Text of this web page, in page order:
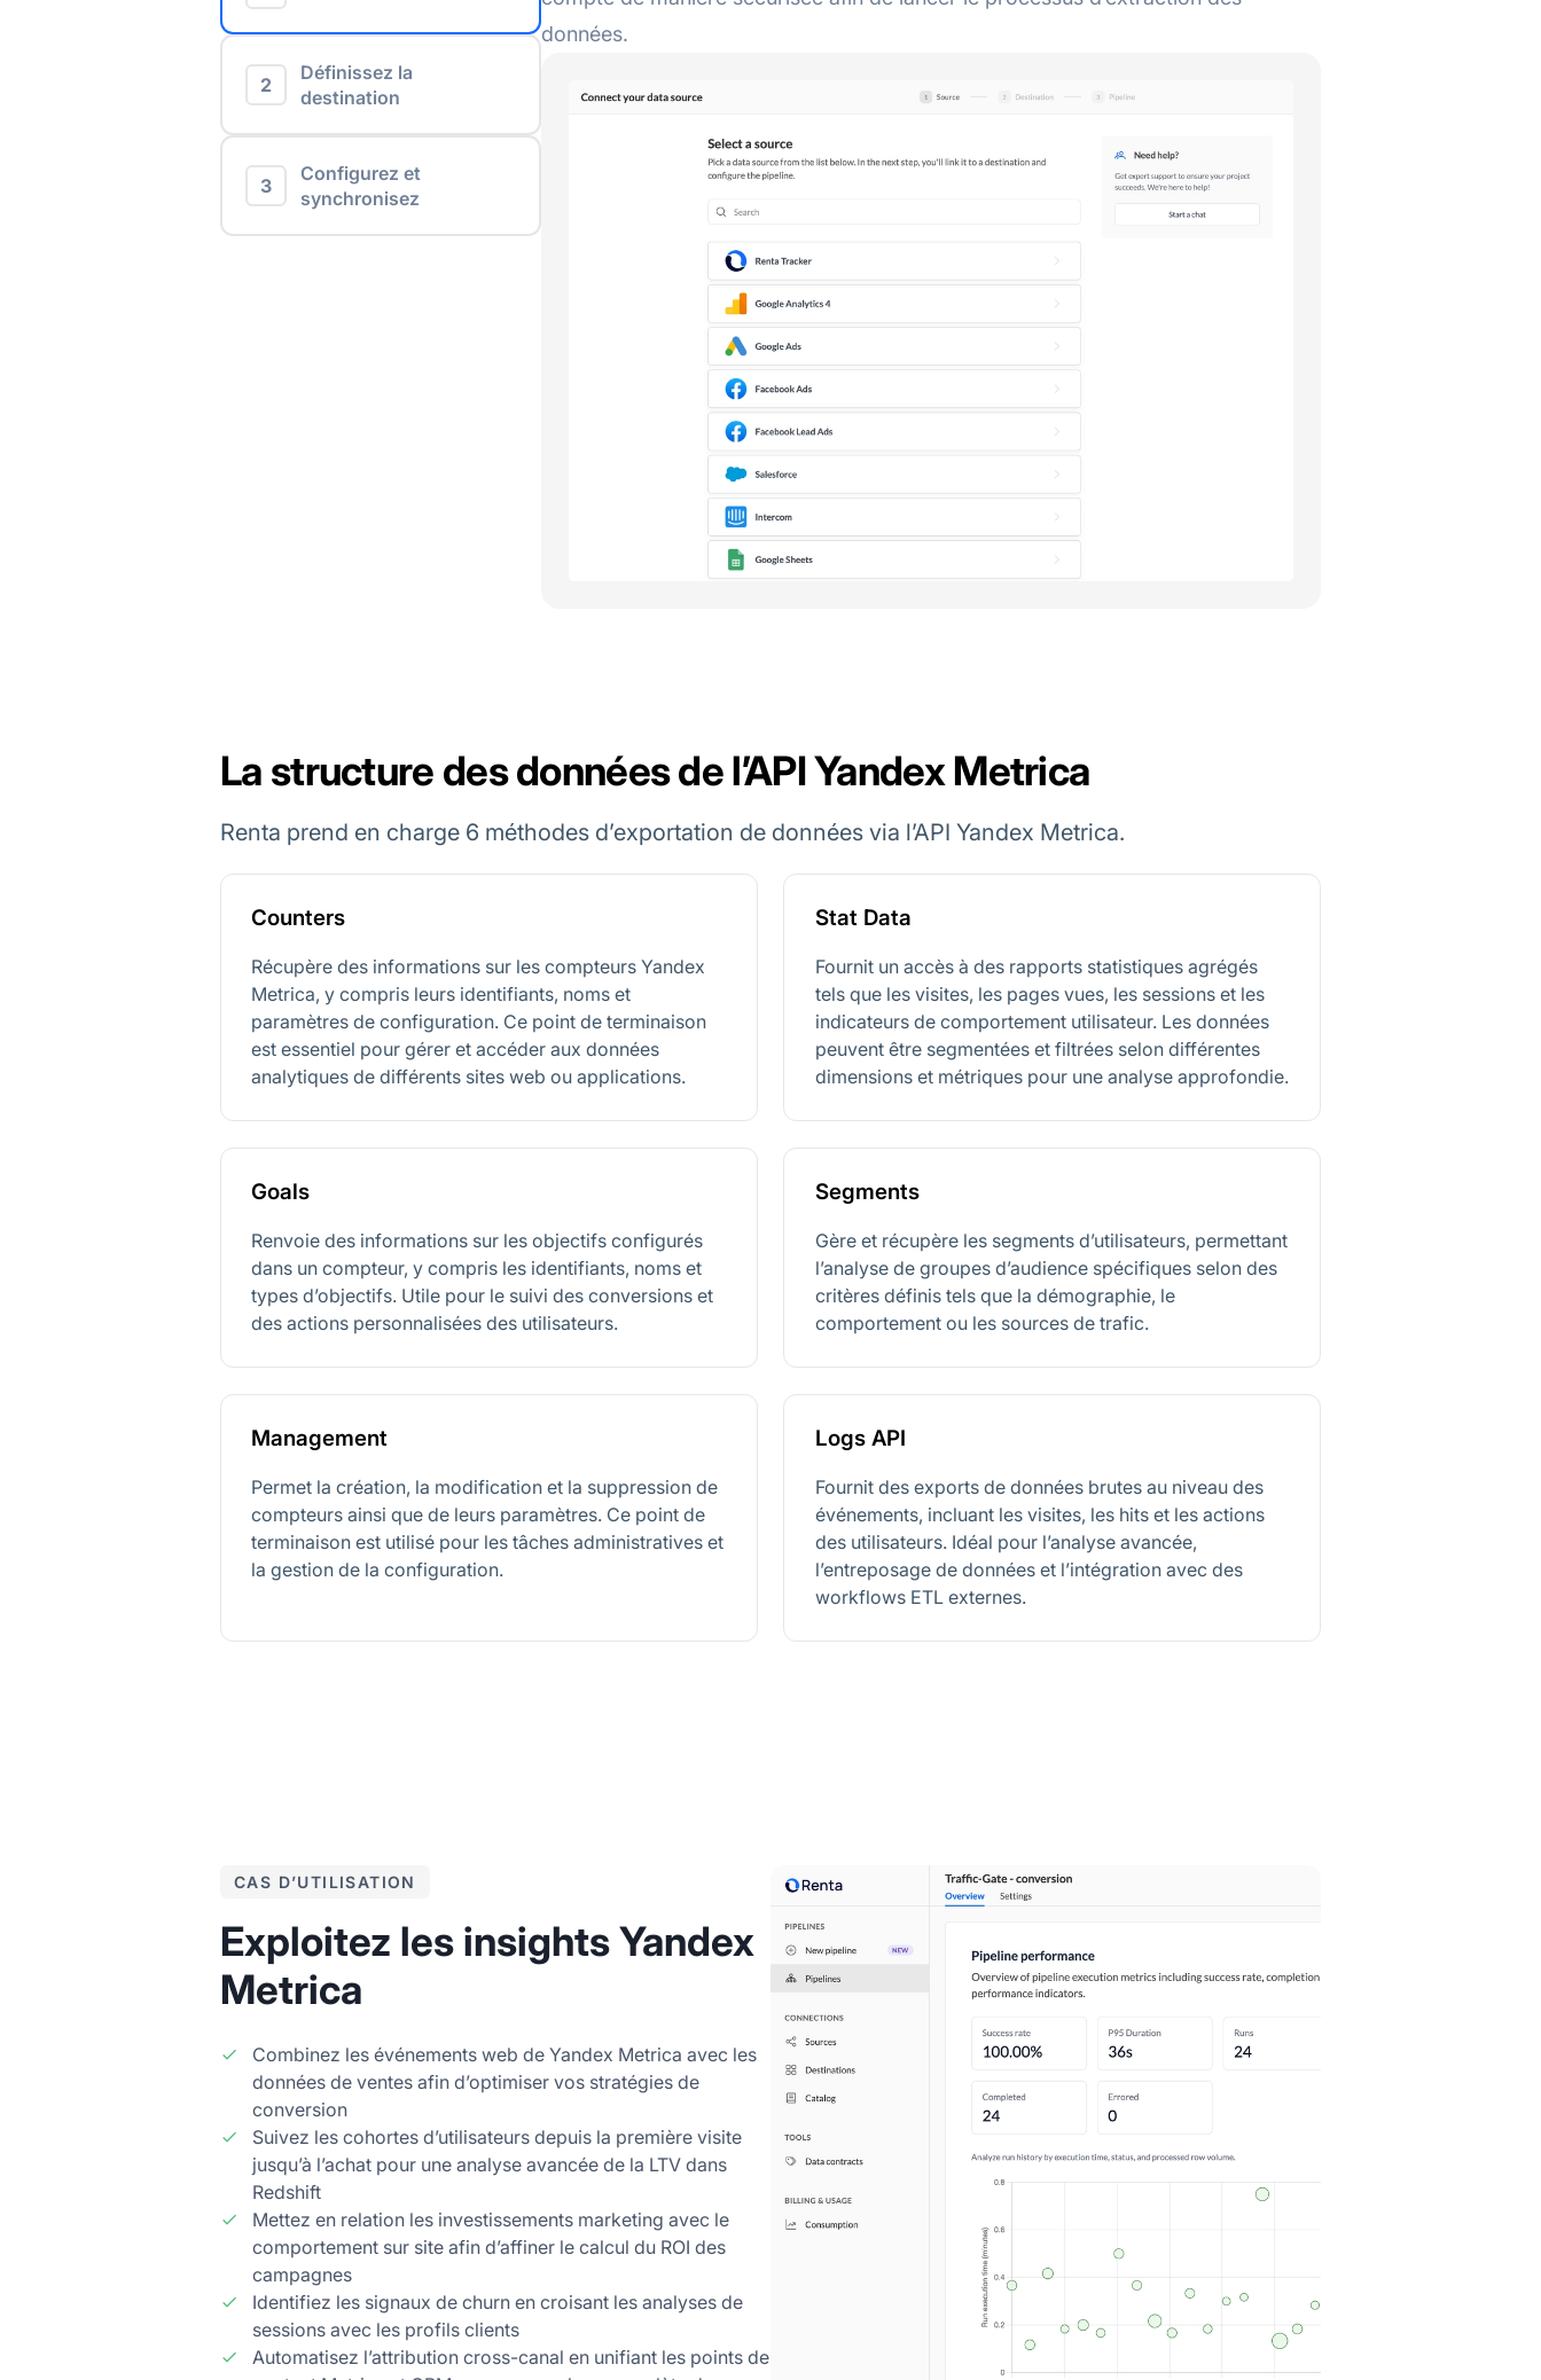
2
Définissez la
destination
3
Configurez et
synchronisez
données.
La structure des données de l’API Yandex Metrica
Renta prend en charge 6 méthodes d’exportation de données via l’API Yandex Metrica.
Counters
Récupère des informations sur les compteurs Yandex
Metrica, y compris leurs identifiants, noms et
paramètres de configuration. Ce point de terminaison
est essentiel pour gérer et accéder aux données
analytiques de différents sites web ou applications.
Stat Data
Fournit un accès à des rapports statistiques agrégés
tels que les visites, les pages vues, les sessions et les
indicateurs de comportement utilisateur. Les données
peuvent être segmentées et filtrées selon différentes
dimensions et métriques pour une analyse approfondie.
Goals
Renvoie des informations sur les objectifs configurés
dans un compteur, y compris les identifiants, noms et
types d’objectifs. Utile pour le suivi des conversions et
des actions personnalisées des utilisateurs.
Segments
Gère et récupère les segments d’utilisateurs, permettant
l’analyse de groupes d’audience spécifiques selon des
critères définis tels que la démographie, le
comportement ou les sources de trafic.
Management
Permet la création, la modification et la suppression de
compteurs ainsi que de leurs paramètres. Ce point de
terminaison est utilisé pour les tâches administratives et
la gestion de la configuration.
Logs API
Fournit des exports de données brutes au niveau des
événements, incluant les visites, les hits et les actions
des utilisateurs. Idéal pour l’analyse avancée,
l’entreposage de données et l’intégration avec des
workflows ETL externes.
CAS D’UTILISATION
Exploitez les insights Yandex
Metrica
Combinez les événements web de Yandex Metrica avec les
données de ventes afin d’optimiser vos stratégies de
conversion
Suivez les cohortes d’utilisateurs depuis la première visite
jusqu’à l’achat pour une analyse avancée de la LTV dans
Redshift
Mettez en relation les investissements marketing avec le
comportement sur site afin d’affiner le calcul du ROI des
campagnes
Identifiez les signaux de churn en croisant les analyses de
sessions avec les profils clients
Automatisez l’attribution cross-canal en unifiant les points de